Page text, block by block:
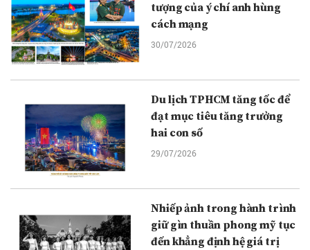
tượng của ý chí anh hùng
cách mạng
30/07/2026
Du lịch TPHCM tăng tốc để
đạt mục tiêu tăng trưởng
hai con số
29/07/2026
Nhiếp ảnh trong hành trình
giữ gìn thuần phong mỹ tục
đến khẳng định hệ giá trị